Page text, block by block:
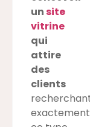
unsite
vitrine
qui
attire
des
clients
exactement